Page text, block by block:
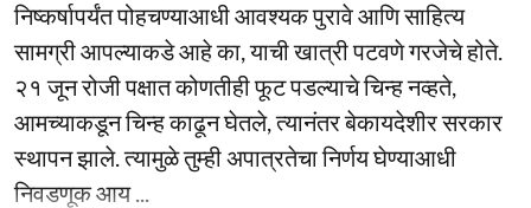
निष्कर्षापर्यंत पोहचण्याआधी आवश्यक पुरावे आणि साहित्य
सामग्री आपल्याकडे आहे का, याची खात्री पटवणे गरजेचे होते.
२१ जून रोजी पक्षात कोणतीही फूट पडल्याचे चिन्ह नव्हते,
आमच्याकडून चिन्ह काढून घेतले, त्यानंतर बेकायदेशीर सरकार
स्थापन झाले. त्यामुळे तुम्ही अपात्रतेचा निर्णय घेण्याआधी
निवडणूक आय ...